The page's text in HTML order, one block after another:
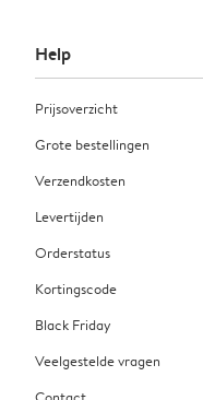
Help
Prijsoverzicht
Grote bestellingen
Verzendkosten
Levertijden
Orderstatus
Kortingscode
Black Friday
Veelgestelde vragen